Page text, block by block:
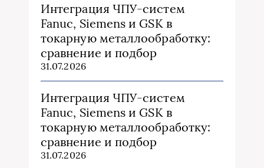
Интеграция ЧПУ-систем
Fanuc, Siemens и GSK в
токарную металлообработку:
сравнение и подбор
31.07.2026
Интеграция ЧПУ-систем
Fanuc, Siemens и GSK в
токарную металлообработку:
сравнение и подбор
31.07.2026